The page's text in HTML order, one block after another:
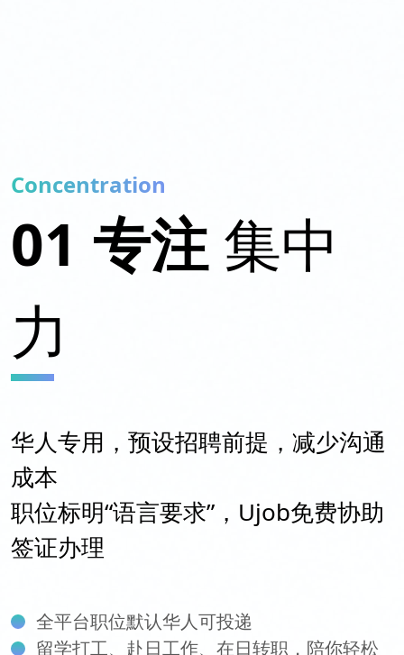
Concentration
01 专注 集中
力
华人专用，预设招聘前提，减少沟通
成本
职位标明“语言要求”，Ujob免费协助
签证办理
全平台职位默认华人可投递
留学打工、赴日工作、在日转职，陪你轻松